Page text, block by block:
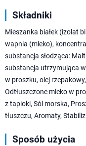
Składniki
Mieszanka białek (izolat
wapnia (mleko),
substancja słodząca:
substancja utrzymująca
w proszku, olej
Odtłuszczone mleko w
z tapioki, Sól morska,
tłuszczu, Aromaty,
Sposób użycia